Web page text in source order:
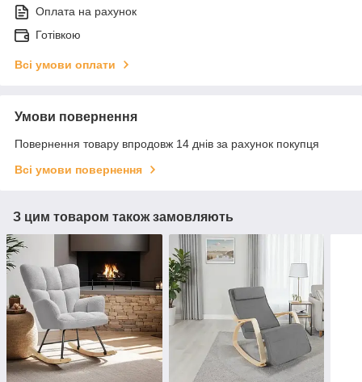
Оплата на рахунок
Готівкою
Всі умови оплати
Умови повернення
Повернення товару впродовж 14 днів за рахунок покупця
Всі умови повернення
З цим товаром також замовляють